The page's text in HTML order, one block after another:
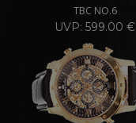
TBC NO.6
UVP: 599.00 €